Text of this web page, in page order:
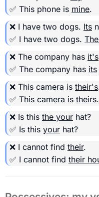
✅ This phone is mine.
❌ I have two dogs. Its
✅ I have two dogs.
❌ The company has it's
✅ The company has its
❌ This camera is their's
✅ This camera is theirs.
❌ Is this the your hat?
✅ Is this your hat?
❌ I cannot find their.
✅ I cannot find their